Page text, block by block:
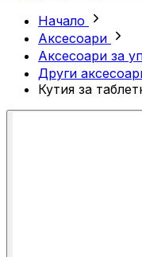
Начало
Аксесоари
Аксесоари за
Други
Кутия за